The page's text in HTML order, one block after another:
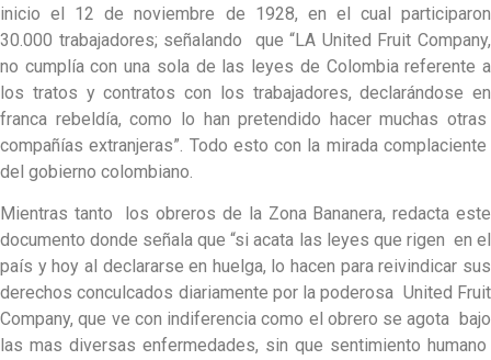
inicio el 12 de noviembre de 1928, en el cual participaron
30.000 trabajadores; señalando que “LA United Fruit Company,
no cumplía con una sola de las leyes de Colombia referente a
los tratos y contratos con los trabajadores, declarándose en
franca rebeldía, como lo han pretendido hacer muchas otras
compañías extranjeras”. Todo esto con la mirada complaciente
del gobierno colombiano.
Mientras tanto los obreros de la Zona Bananera, redacta este
documento donde señala que “si acata las leyes que rigen en el
país y hoy al declararse en huelga, lo hacen para reivindicar sus
derechos conculcados diariamente por la poderosa United Fruit
Company, que ve con indiferencia como el obrero se agota bajo
las mas diversas enfermedades, sin que sentimiento humano